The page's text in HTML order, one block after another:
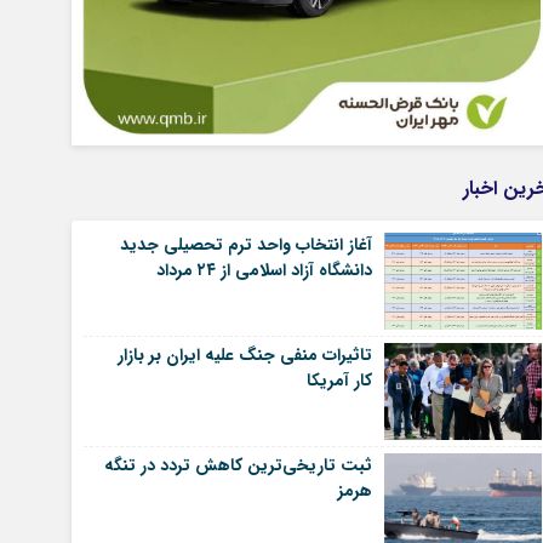
اخبار
آغاز انتخاب واحد ترم تحصیلی جدید
دانشگاه آزاد اسلامی از ۲۴ مرداد
تاثیرات منفی جنگ علیه ایران بر بازار
کار آمریکا
ثبت تاریخی‌ترین کاهش تردد در تنگه
هرمز